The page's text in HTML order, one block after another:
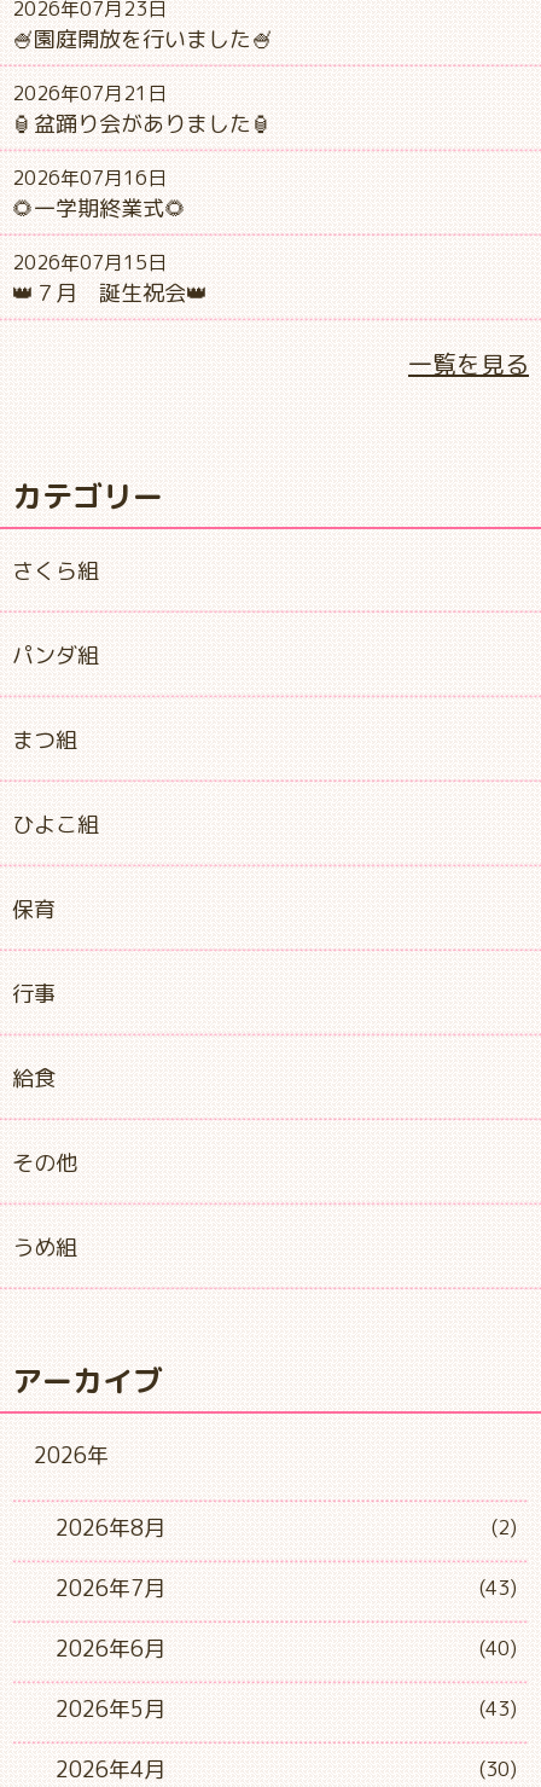
2026年07月23日
🍧園庭開放を行いました🍧
2026年07月21日
🏮盆踊り会がありました🏮
2026年07月16日
🌻一学期終業式🌻
2026年07月15日
👑７月 誕生祝会👑
一覧を見る
カテゴリー
さくら組
パンダ組
まつ組
ひよこ組
保育
行事
給食
その他
うめ組
アーカイブ
2026年
2026年8月 (2)
2026年7月 (43)
2026年6月 (40)
2026年5月 (43)
2026年4月 (30)